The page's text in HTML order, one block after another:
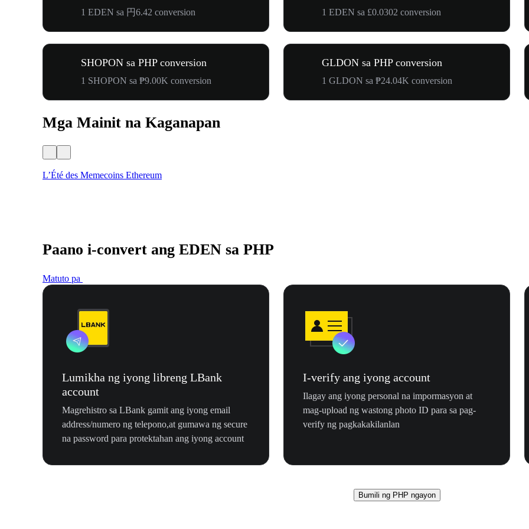
1 EDEN sa 円6.42 conversion 1 EDEN sa £0.0302 conversion
SHOPON sa PHP conversion
1 SHOPON sa ₱9.00K conversion
GLDON sa PHP conversion
1 GLDON sa ₱24.04K conversion
Mga Mainit na Kaganapan
L’Été des Memecoins Ethereum
Paano i-convert ang EDEN sa PHP
Matuto pa
Lumikha ng iyong libreng LBank
account
Magrehistro sa LBank gamit ang iyong email
address/numero ng telepono,at gumawa ng secure
na password para protektahan ang iyong account
I-verify ang iyong account
Ilagay ang iyong personal na impormasyon at
mag-upload ng wastong photo ID para sa pag-
verify ng pagkakakilanlan
Bumili ng PHP ngayon